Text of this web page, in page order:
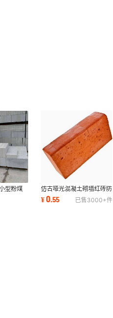
型粉煤
煤灰砖
仿古哑光混凝土砌墙红砖防
滑耐磨人行道透水红砖广场
公园路面砖
¥0.55 已售3000+件